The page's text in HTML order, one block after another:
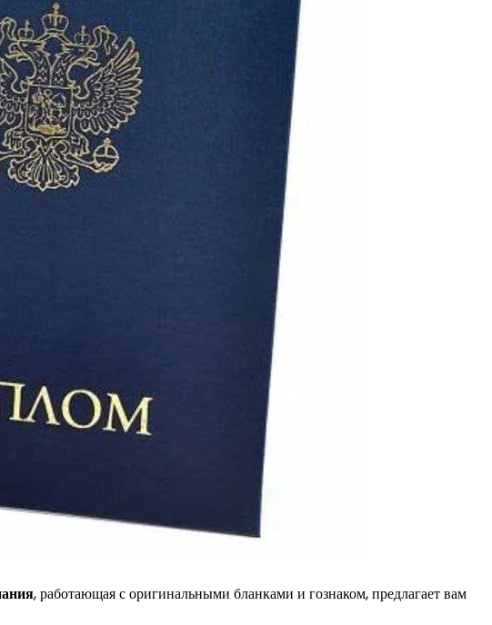
, работающая с оригинальными бланками и гознаком, предлагает вам